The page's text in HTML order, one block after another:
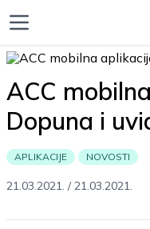
ACC
Dopuna i
APLIKACIJE NOVOSTI
21.03.2021. /21.03.2021.